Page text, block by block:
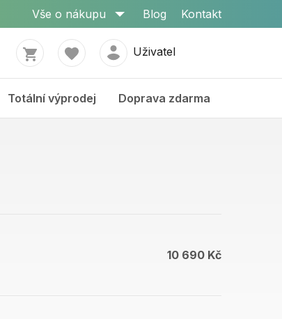
Vše o nákupu Blog Kontakt
Uživatel
Totální výprodej Doprava zdarma
10 690 Kč